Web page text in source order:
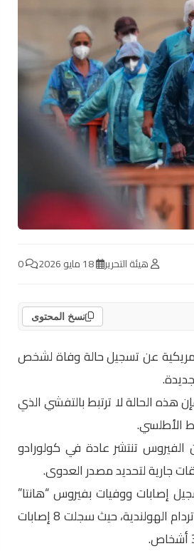
هيئة التحرير
نسخ المحتوى
عن تسجيل حالة وفاة لشخص
هذه الحالة لا ترتبط بالتفشي الذي
الأطلسي.
تنتشر عادة في كولورادو
جارية لتحديد مصدر العدوى.
إصابات ووفيات بفيروس “هانتا”
على متن السفينة السياحية “هونديوس” في روتردام الهولندية، حيث سجلت 8 إصابات